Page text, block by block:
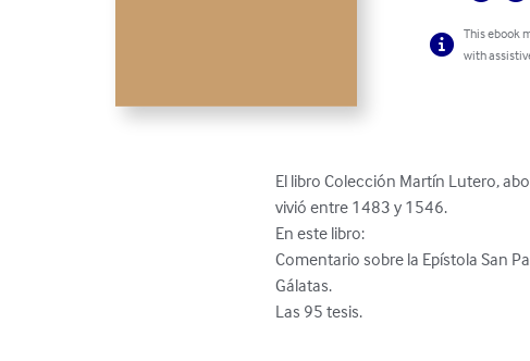
This ebook
with
El libro Colección Martín Lutero,
vivió entre 1483 y 1546.
En este libro:
Comentario sobre la Epístola San
Gálatas.
Las 95 tesis.